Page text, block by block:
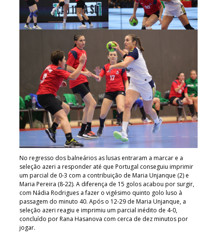
No regresso dos balneários as lusas entraram a marcar e a
seleção azeri a responder até que Portugal conseguiu imprimir
um parcial de 0-3 com a contribuição de Maria Unjanque (2) e
Maria Pereira (8-22). A diferença de 15 golos acabou por surgir,
com Nádia Rodrigues a fazer o vigésimo quinto golo luso à
passagem do minuto 40. Após o 12-29 de Maria Unjanque, a
seleção azeri reagiu e imprimiu um parcial inédito de 4-0,
concluído por Rana Hasanova com cerca de dez minutos por
jogar.